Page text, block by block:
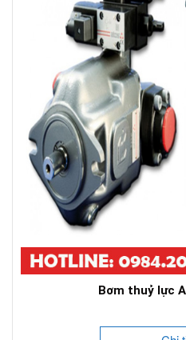
Bơm thuỷ lực